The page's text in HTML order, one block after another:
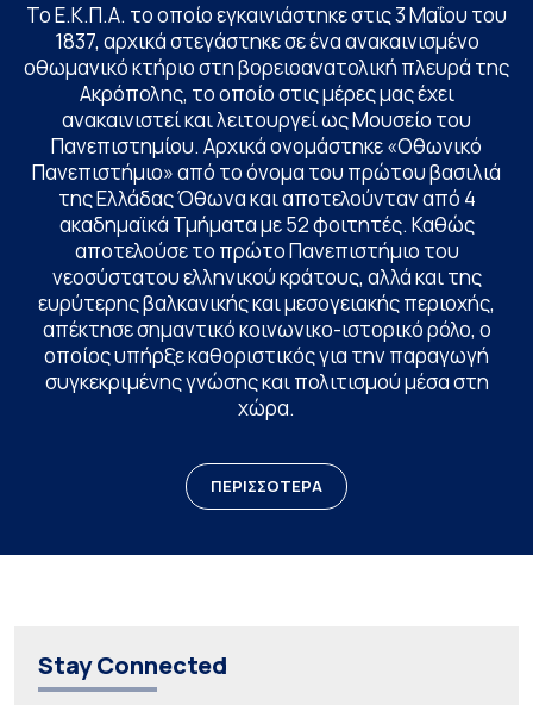
Το Ε.Κ.Π.Α. το οποίο εγκαινιάστηκε στις 3 Μαΐου του
1837, αρχικά στεγάστηκε σε ένα ανακαινισμένο
οθωμανικό κτήριο στη βορειοανατολική πλευρά της
Ακρόπολης, το οποίο στις μέρες μας έχει
ανακαινιστεί και λειτουργεί ως Μουσείο του
Πανεπιστημίου. Αρχικά ονομάστηκε «Οθωνικό
Πανεπιστήμιο» από το όνομα του πρώτου βασιλιά
της Ελλάδας Όθωνα και αποτελούνταν από 4
ακαδημαϊκά Τμήματα με 52 φοιτητές. Καθώς
αποτελούσε το πρώτο Πανεπιστήμιο του
νεοσύστατου ελληνικού κράτους, αλλά και της
ευρύτερης βαλκανικής και μεσογειακής περιοχής,
απέκτησε σημαντικό κοινωνικο-ιστορικό ρόλο, ο
οποίος υπήρξε καθοριστικός για την παραγωγή
συγκεκριμένης γνώσης και πολιτισμού μέσα στη
χώρα.
ΠΕΡΙΣΣΟΤΕΡΑ
Stay Connected